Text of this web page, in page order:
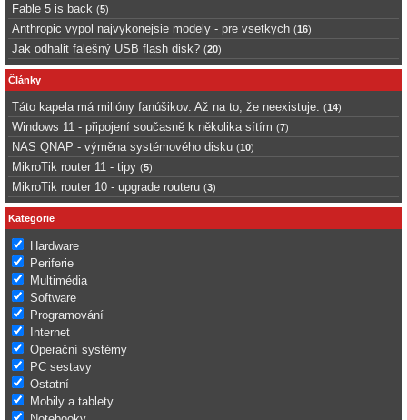
Fable 5 is back (5)
Anthropic vypol najvykonejsie modely - pre vsetkych (16)
Jak odhalit falešný USB flash disk? (20)
Články
Táto kapela má milióny fanúšikov. Až na to, že neexistuje. (14)
Windows 11 - připojení současně k několika sítím (7)
NAS QNAP - výměna systémového disku (10)
MikroTik router 11 - tipy (5)
MikroTik router 10 - upgrade routeru (3)
Kategorie
Hardware
Periferie
Multimédia
Software
Programování
Internet
Operační systémy
PC sestavy
Ostatní
Mobily a tablety